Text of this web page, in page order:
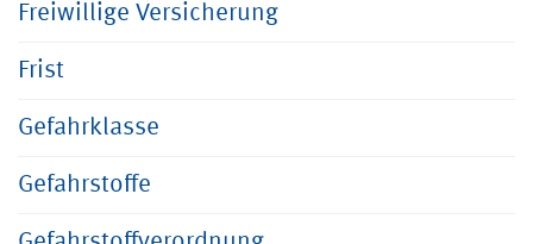
Freiwillige Versicherung
Frist
Gefahrklasse
Gefahrstoffe